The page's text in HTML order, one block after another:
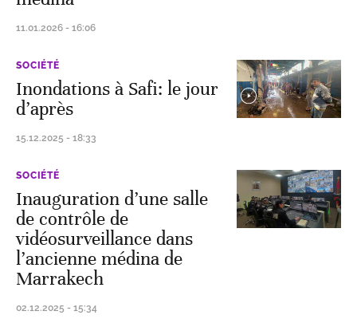
11.01.2026 - 16:06
SOCIÉTÉ
Inondations à Safi: le jour
d’après
15.12.2025 - 18:33
SOCIÉTÉ
Inauguration d’une salle
de contrôle de
vidéosurveillance dans
l’ancienne médina de
Marrakech
02.12.2025 - 15:34